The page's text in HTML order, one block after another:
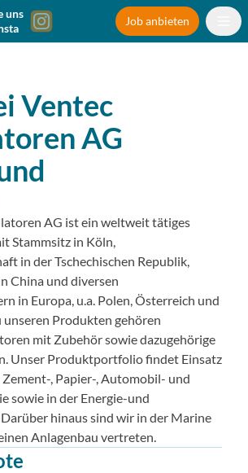
uns
Job anbieten
Ventec
AG
AG ist ein weltweit tätiges
Stammsitz in Köln,
in der Tschechischen Republik,
China und diversen
in Europa, u.a. Polen, Österreich und
unseren Produkten gehören
mit Zubehör sowie dazugehörige
Unser Produktportfolio findet Einsatz
Zement-, Papier-, Automobil- und
sowie in der Energie-und
hinaus sind wir in der Marine
Anlagenbau vertreten.